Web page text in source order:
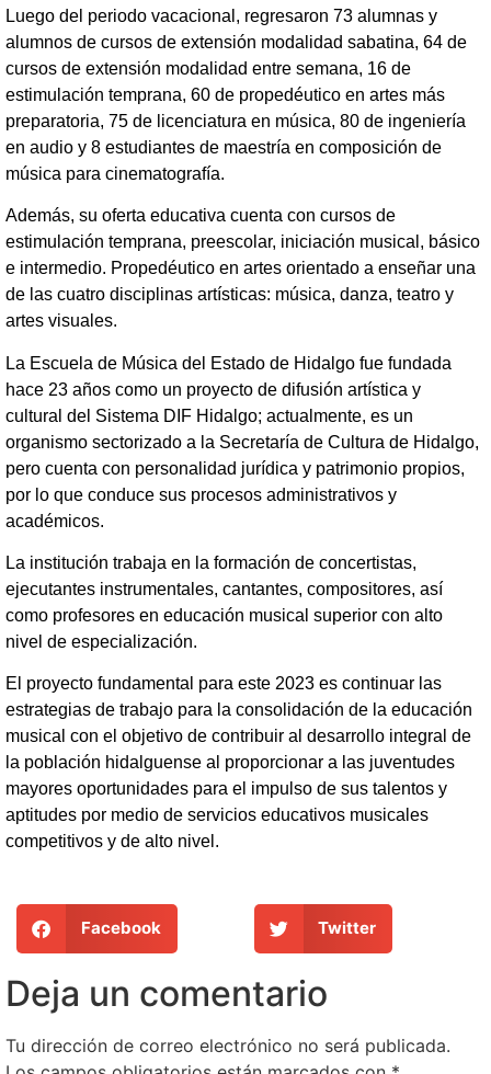
Luego del periodo vacacional, regresaron 73 alumnas y
alumnos de cursos de extensión modalidad sabatina, 64 de
cursos de extensión modalidad entre semana, 16 de
estimulación temprana, 60 de propedéutico en artes más
preparatoria, 75 de licenciatura en música, 80 de ingeniería
en audio y 8 estudiantes de maestría en composición de
música para cinematografía.
Además, su oferta educativa cuenta con cursos de
estimulación temprana, preescolar, iniciación musical, básico
e intermedio. Propedéutico en artes orientado a enseñar una
de las cuatro disciplinas artísticas: música, danza, teatro y
artes visuales.
La Escuela de Música del Estado de Hidalgo fue fundada
hace 23 años como un proyecto de difusión artística y
cultural del Sistema DIF Hidalgo; actualmente, es un
organismo sectorizado a la Secretaría de Cultura de Hidalgo,
pero cuenta con personalidad jurídica y patrimonio propios,
por lo que conduce sus procesos administrativos y
académicos.
La institución trabaja en la formación de concertistas,
ejecutantes instrumentales, cantantes, compositores, así
como profesores en educación musical superior con alto
nivel de especialización.
El proyecto fundamental para este 2023 es continuar las
estrategias de trabajo para la consolidación de la educación
musical con el objetivo de contribuir al desarrollo integral de
la población hidalguense al proporcionar a las juventudes
mayores oportunidades para el impulso de sus talentos y
aptitudes por medio de servicios educativos musicales
competitivos y de alto nivel.
Facebook Twitter
Deja un comentario
Tu dirección de correo electrónico no será publicada.